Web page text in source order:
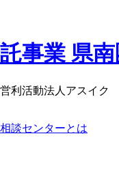
事業県南
利活動法人アスイク
談センターとは